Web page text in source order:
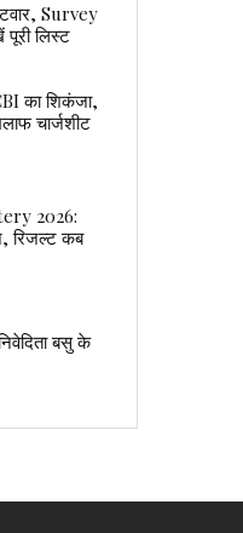
Survey
लिस्ट
का शिकंजा,
चार्जशीट
2026:
रिजल्ट कब
बसु के